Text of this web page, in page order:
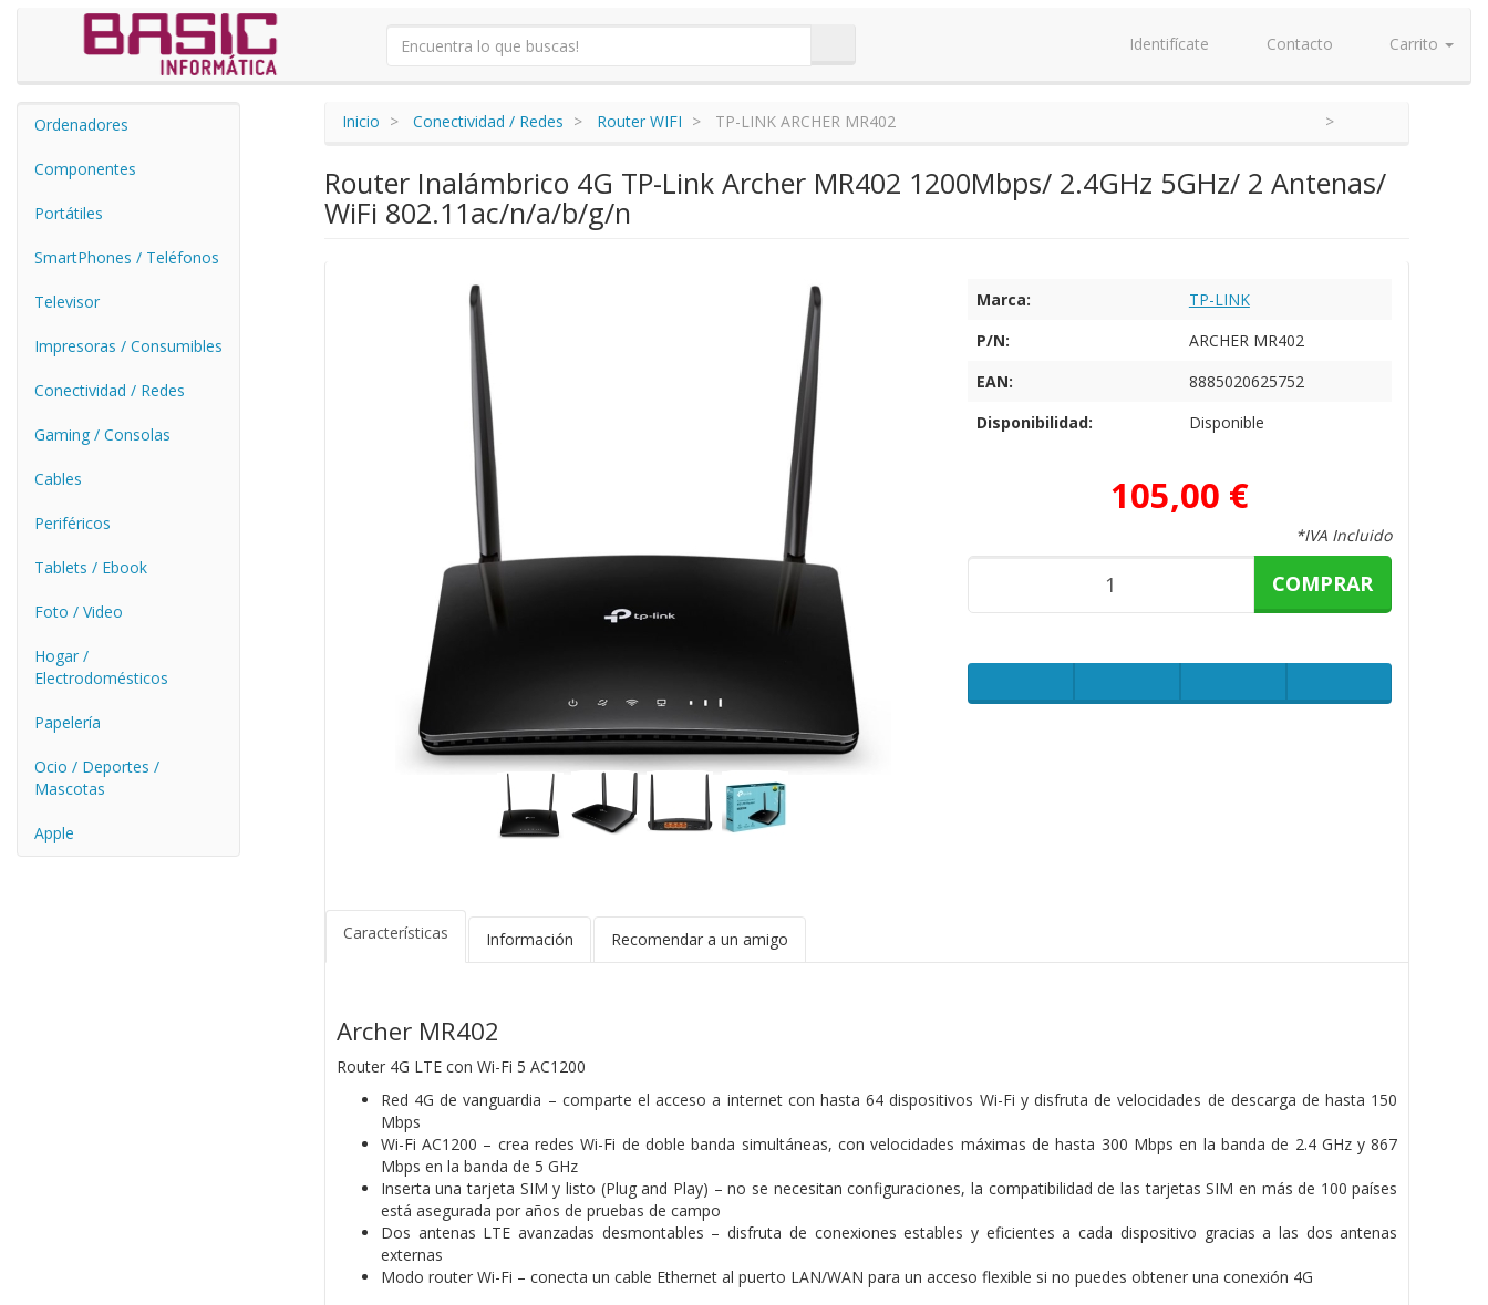
Identifícate Contacto Carrito
Ordenadores
Componentes
Portátiles
SmartPhones / Teléfonos
Televisor
Impresoras / Consumibles
Conectividad / Redes
Gaming / Consolas
Cables
Periféricos
Tablets / Ebook
Foto / Video
Hogar /
Electrodomésticos
Papelería
Ocio / Deportes /
Mascotas
Apple
Inicio Conectividad / Redes Router WIFI TP-LINK ARCHER MR402
Router Inalámbrico 4G TP-Link Archer MR402 1200Mbps/ 2.4GHz 5GHz/ 2 Antenas/
WiFi 802.11ac/n/a/b/g/n
Marca:
TP-LINK
P/N:
ARCHER MR402
EAN:
8885020625752
Disponibilidad:
Disponible
105,00 €
*IVA Incluido
COMPRAR
Características Información Recomendar a un amigo
Archer MR402
Router 4G LTE con Wi-Fi 5 AC1200
Red 4G de vanguardia – comparte el acceso a internet con hasta 64 dispositivos Wi-Fi y disfruta de velocidades de descarga de hasta 150
Mbps
Wi-Fi AC1200 – crea redes Wi-Fi de doble banda simultáneas, con velocidades máximas de hasta 300 Mbps en la banda de 2.4 GHz y 867
Mbps en la banda de 5 GHz
Inserta una tarjeta SIM y listo (Plug and Play) – no se necesitan configuraciones, la compatibilidad de las tarjetas SIM en más de 100 países
está asegurada por años de pruebas de campo
Dos antenas LTE avanzadas desmontables – disfruta de conexiones estables y eficientes a cada dispositivo gracias a las dos antenas
externas
Modo router Wi-Fi – conecta un cable Ethernet al puerto LAN/WAN para un acceso flexible si no puedes obtener una conexión 4G